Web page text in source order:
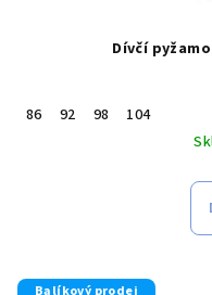
Dívčí
86 92 98
104
Balíkový prodej